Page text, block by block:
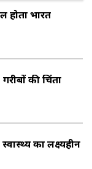
होता भारत
की चिंता
का लक्ष्यहीन